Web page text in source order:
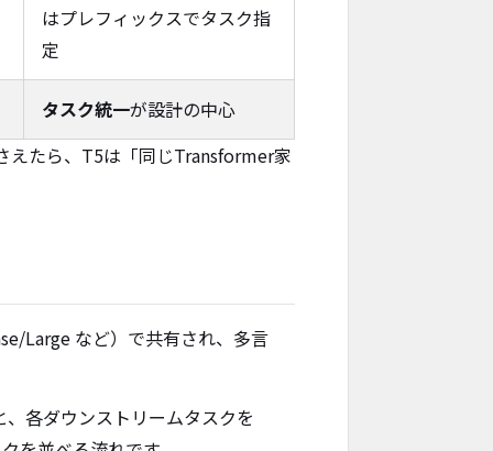
はプレフィックスでタスク指
定
タスク統一が設計の中心
えたら、T5は「同じTransformer家
Large など）で共有され、多言
各ダウンストリームタスクを